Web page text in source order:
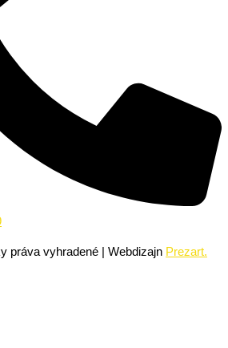
práva vyhradené | Webdizajn Prezart.